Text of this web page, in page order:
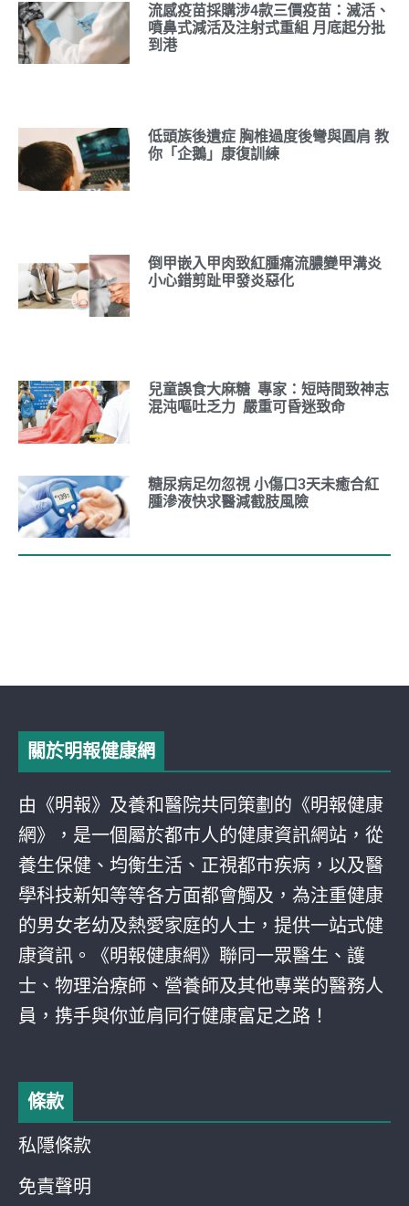
流感疫苗採購涉4款三價疫苗：滅活、
噴鼻式減活及注射式重組 月底起分批
到港
低頭族後遺症 胸椎過度後彎與圓肩 教
你「企鵝」康復訓練
倒甲嵌入甲肉致紅腫痛流膿變甲溝炎
小心錯剪趾甲發炎惡化
兒童誤食大麻糖 專家：短時間致神志
混沌嘔吐乏力 嚴重可昏迷致命
糖尿病足勿忽視 小傷口3天未癒合紅
腫滲液快求醫減截肢風險
關於明報健康網
由《明報》及養和醫院共同策劃的《明報健康
網》，是一個屬於都巿人的健康資訊網站，從
養生保健、均衡生活、正視都巿疾病，以及醫
學科技新知等等各方面都會觸及，為注重健康
的男女老幼及熱愛家庭的人士，提供一站式健
康資訊。《明報健康網》聯同一眾醫生、護
士、物理治療師、營養師及其他專業的醫務人
員，携手與你並肩同行健康富足之路！
條款
私隱條款
免責聲明